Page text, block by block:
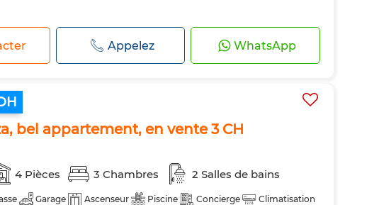
Appelez WhatsApp
bel appartement, en vente 3 CH
4 Pièces 3 Chambres 2 Salles de bains
Garage Ascenseur Piscine Concierge
Climatisation